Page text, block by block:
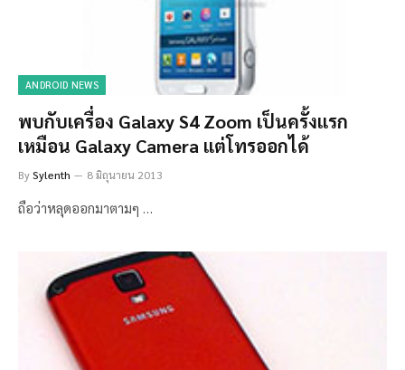
ANDROID NEWS
พบกับเครื่อง Galaxy S4 Zoom เป็นครั้งแรก
เหมือน Galaxy Camera แต่โทรออกได้
BySylenth 8 มิถุนายน 2013
ถือว่าหลุดออกมาตามๆ …